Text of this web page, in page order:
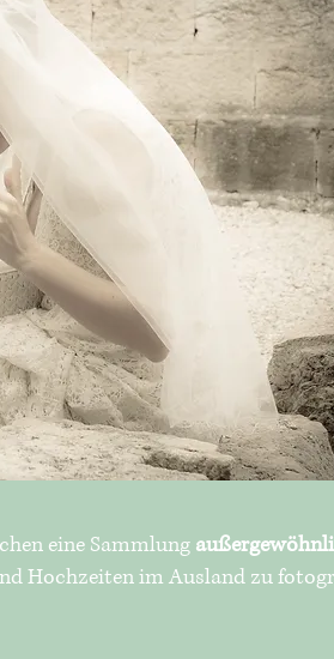
eine Sammlung
Hochzeiten im Ausland zu